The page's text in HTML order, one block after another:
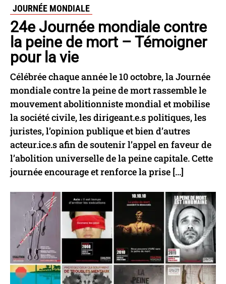
JOURNÉE MONDIALE
24e Journée mondiale contre
la peine de mort – Témoigner
pour la vie
Célébrée chaque année le 10 octobre, la Journée
mondiale contre la peine de mort rassemble le
mouvement abolitionniste mondial et mobilise
la société civile, les dirigeant.e.s politiques, les
juristes, l’opinion publique et bien d’autres
acteur.ice.s afin de soutenir l’appel en faveur de
l’abolition universelle de la peine capitale. Cette
journée encourage et renforce la prise […]